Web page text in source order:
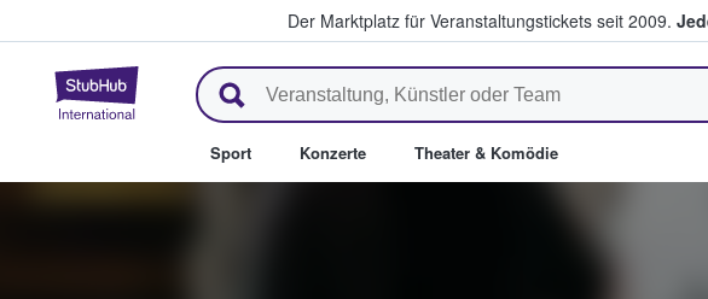
Der Marktplatz für Veranstaltungstickets seit 2009.
StubHub - Wo Fans Tickets kaufen &
Sport Konzerte Theater & Komödie